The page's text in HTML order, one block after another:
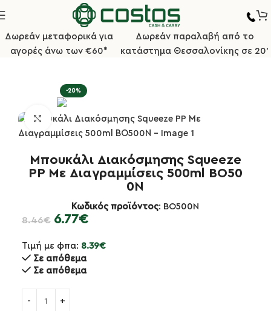
Δωρεάν μεταφορικά για
αγορές άνω των €60*
Δωρεάν παραλαβή από το
κατάστημα Θεσσαλονίκης σε 20'
σελίδα Κουζίνα Δοσομετρητές & Μεζούρες Κουζίνας
-20%
Κλικ για μεγέθυνση
Μπουκάλι Διακόσμησης Squeeze
PP Με Διαγραμμίσεις 500ml ΒΟ50
0Ν
Κωδικός προϊόντος: BO500N
8.46€ 6.77€
Τιμή με φπα: 8.39€
Σε απόθεμα
Σε απόθεμα